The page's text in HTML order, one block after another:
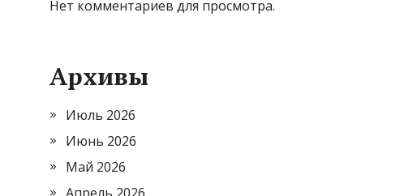
Нет комментариев для просмотра.
Архивы
Июль 2026
Июнь 2026
Май 2026
Апрель 2026